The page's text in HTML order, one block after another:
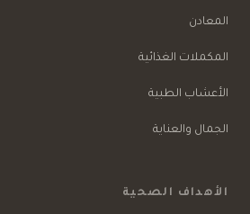
المعادن
المكملات الغذائية
الأعشاب الطبية
الجمال والعناية
الأهداف الصحية